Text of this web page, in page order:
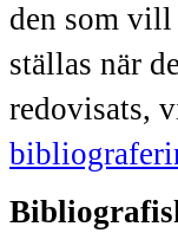
den som
ställas när
redovisats,